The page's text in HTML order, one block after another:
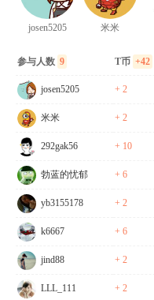
josen5205 米米
参与人数 9 T币 +42
josen5205 + 2
米米 + 2
292gak56 + 10
勃蓝的忧郁 + 6
yb3155178 + 2
k6667 + 6
jind88 + 2
LLL_111 + 2